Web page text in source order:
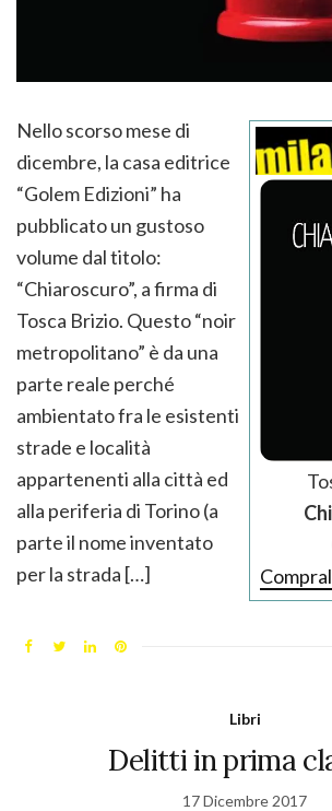
Nello scorso mese di
dicembre, la casa editrice
“Golem Edizioni” ha
pubblicato un gustoso
volume dal titolo:
“Chiaroscuro”, a firma di
Tosca Brizio. Questo “noir
metropolitano” è da una
parte reale perché
ambientato fra le esistenti
strade e località
appartenenti alla città ed
alla periferia di Torino (a
parte il nome inventato
per la strada […]
Libri
Delitti in prima
17 Dicembre 2017